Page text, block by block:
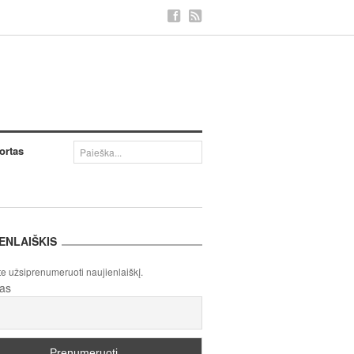
užsiprenumeruoti naujienlaiškį.